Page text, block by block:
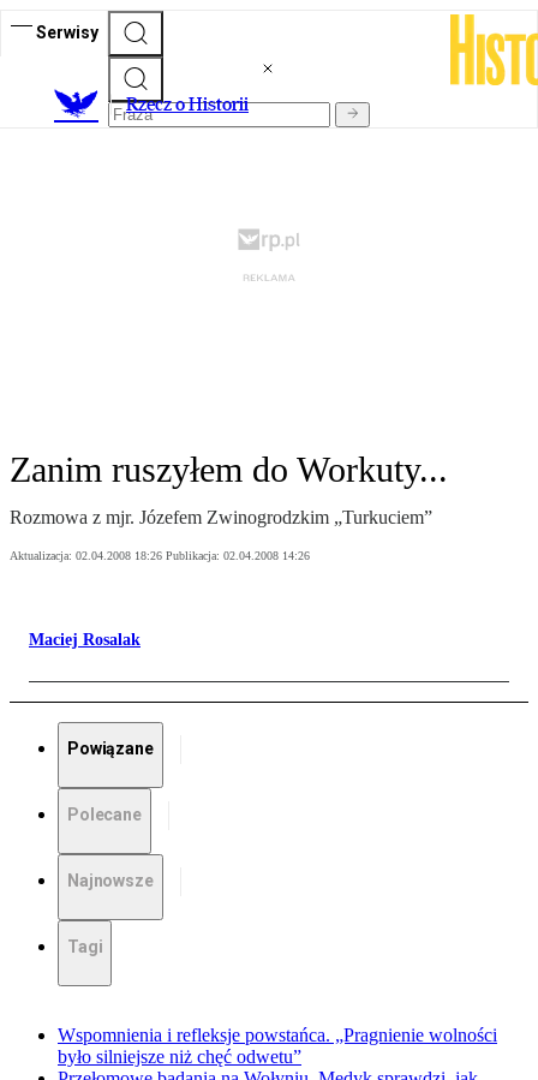
Serwisy
Rzecz o Historii
Zanim ruszyłem do Workuty...
Rozmowa z mjr. Józefem Zwinogrodzkim „Turkuciem”
Aktualizacja: 02.04.2008 18:26 Publikacja: 02.04.2008 14:26
Maciej Rosalak
Powiązane
Polecane
Najnowsze
Tagi
Wspomnienia i refleksje powstańca. „Pragnienie wolności
było silniejsze niż chęć odwetu”